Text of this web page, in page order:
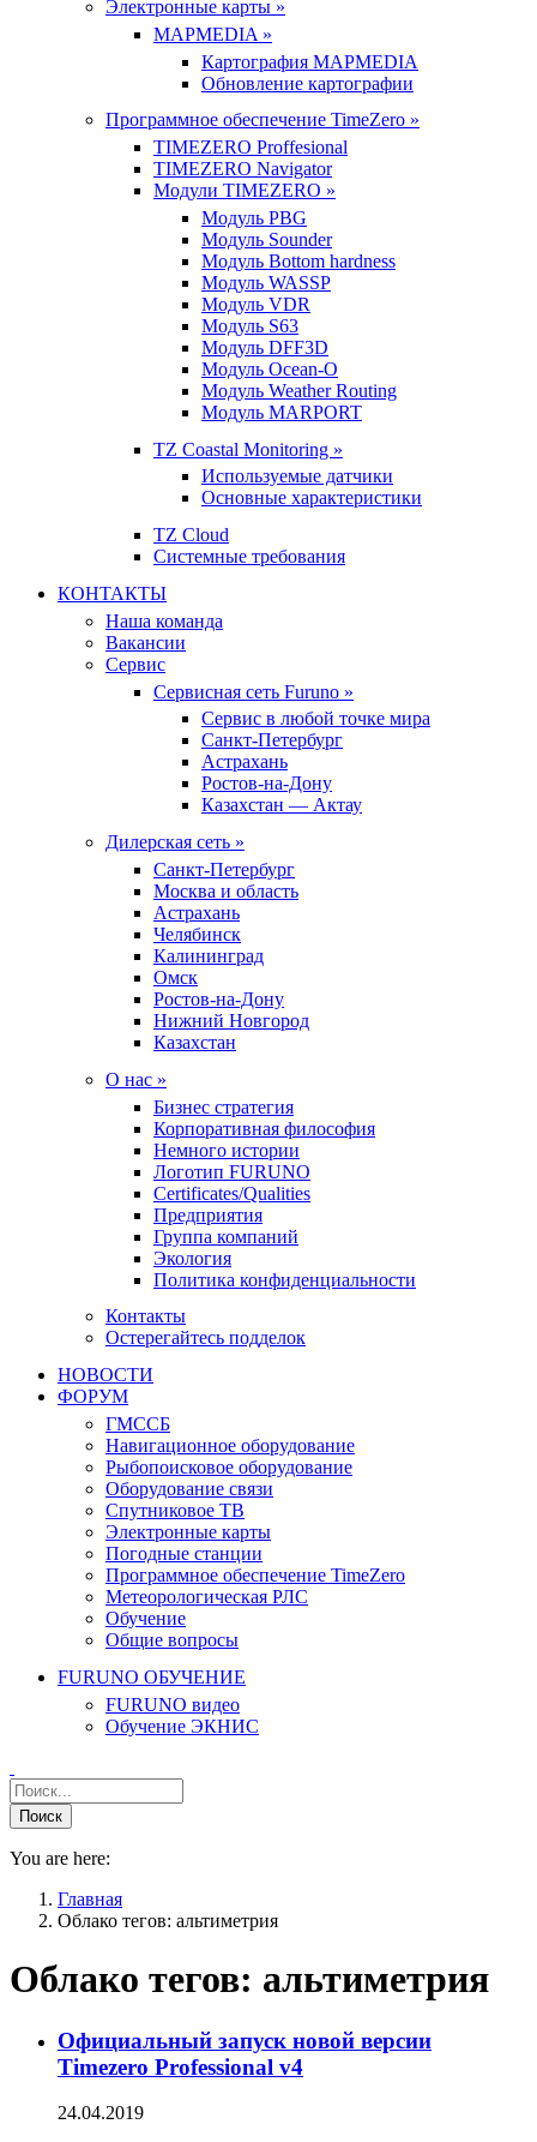
Электронные карты »
MAPMEDIA »
Картография MAPMEDIA
Обновление картографии
Программное обеспечение TimeZero »
TIMEZERO Proffesional
TIMEZERO Navigator
Модули TIMEZERO »
Модуль PBG
Модуль Sounder
Модуль Bottom hardness
Модуль WASSP
Модуль VDR
Модуль S63
Модуль DFF3D
Модуль Ocean-O
Модуль Weather Routing
Модуль MARPORT
TZ Coastal Monitoring »
Используемые датчики
Основные характеристики
TZ Cloud
Системные требования
КОНТАКТЫ
Наша команда
Вакансии
Сервис
Сервисная сеть Furuno »
Сервис в любой точке мира
Санкт-Петербург
Астрахань
Ростов-на-Дону
Казахстан — Актау
Дилерская сеть »
Санкт-Петербург
Москва и область
Астрахань
Челябинск
Калининград
Омск
Ростов-на-Дону
Нижний Новгород
Казахстан
О нас »
Бизнес стратегия
Корпоративная философия
Немного истории
Логотип FURUNO
Certificates/Qualities
Предприятия
Группа компаний
Экология
Политика конфиденциальности
Контакты
Остерегайтесь подделок
НОВОСТИ
ФОРУМ
ГМССБ
Навигационное оборудование
Рыбопоисковое оборудование
Оборудование связи
Спутниковое ТВ
Электронные карты
Погодные станции
Программное обеспечение TimeZero
Метеорологическая РЛС
Обучение
Общие вопросы
FURUNO ОБУЧЕНИЕ
FURUNO видео
Обучение ЭКНИС
You are here:
Главная
Облако тегов: альтиметрия
Облако тегов: альтиметрия
Официальный запуск новой версии
Timezero Professional v4
24.04.2019